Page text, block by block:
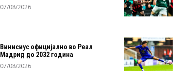
07/08/2026
Винисиус официјално во Реал
Мадрид до 2032 година
07/08/2026